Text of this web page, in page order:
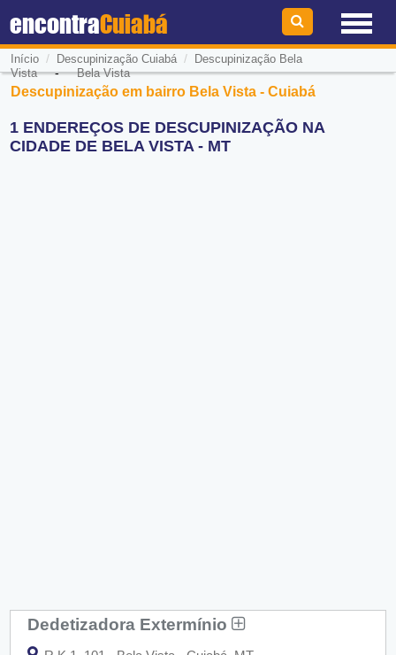
encontraCuiabá
Início / Descupinização Cuiabá/
Descupinização Bela
Vista-Bela Vista
Descupinização em bairro Bela Vista - Cuiabá
1 ENDEREÇOS DE DESCUPINIZAÇÃO NA
CIDADE DE BELA VISTA - MT
Dedetizadora Extermínio